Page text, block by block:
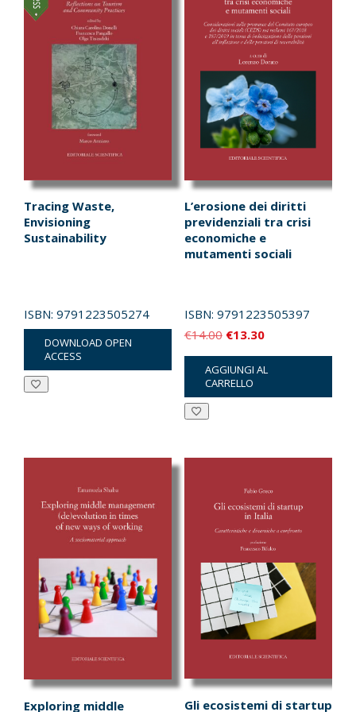
Tracing Waste,
Envisioning
Sustainability
ISBN: 9791223505274
DOWNLOAD OPEN
ACCESS
L’erosione dei diritti
previdenziali tra crisi
economiche e
mutamenti sociali
ISBN: 9791223505397
€14.00 Il
prezzo
originale
era:
€13.30Il
prezzo
attuale
è:
AGGIUNGI AL
CARRELLO
Exploring middle
Gli ecosistemi di startup